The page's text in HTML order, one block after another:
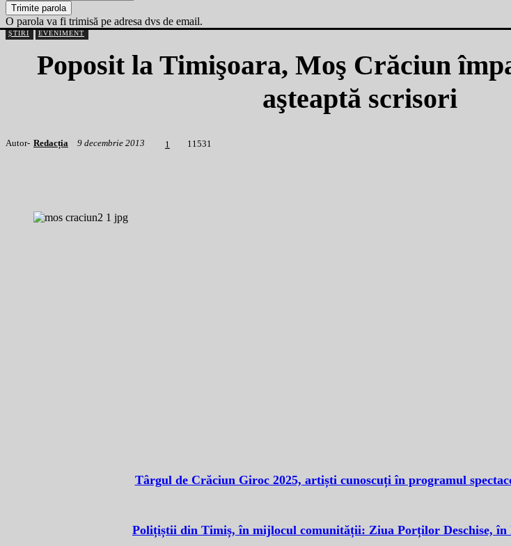
O parola va fi trimisă pe adresa dvs de email.
ȘTIRI EVENIMENT
Poposit la Timişoara, Moş Crăciun
aşteaptă scrisori
Autor- Redacția 9 decembrie 2013 1 1 1531
Târgul de Crăciun Giroc 2025, artiști cunoscuți în programul
Polițiștii din Timiș, în mijlocul comunității: Ziua Porților Deschise, în